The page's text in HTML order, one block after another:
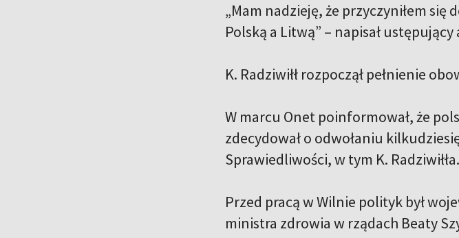
„Mam nadzieję, że przyczyniłem
Polską a Litwą” – napisał
K. Radziwiłł rozpoczął pełnienie
W marcu Onet poinformował, że
zdecydował o odwołaniu
Sprawiedliwości, w tym K. Radziwiłła.
Przed pracą w Wilnie polityk był
ministra zdrowia w rządach Beaty